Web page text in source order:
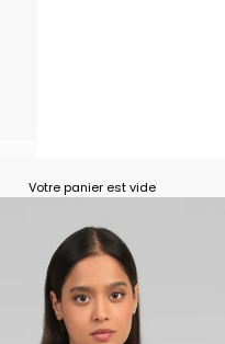
Votre panier est vide